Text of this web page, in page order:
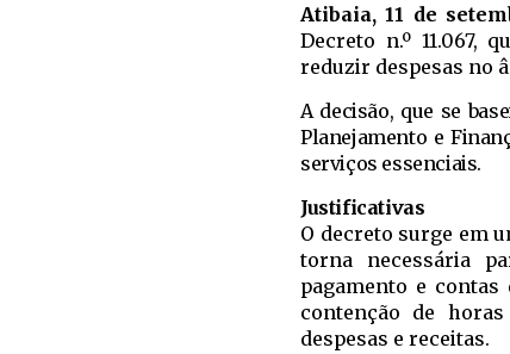
Atibaia, 11 de
Decreto n.º 11.067,
reduzir despesas no
A decisão, que se
Planejamento e
serviços essenciais.
Justificativas
O decreto surge em
torna necessária
pagamento e
contenção de
despesas e receitas.